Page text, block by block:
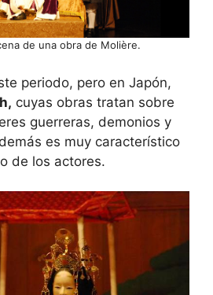
de una obra de Molière.
periodo, pero en Japón,
cuyas obras tratan sobre
guerreras, demonios y
es muy característico
de los actores.